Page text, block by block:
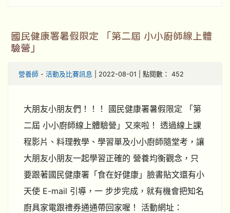
國民健康署暑假限定 「第二屆 小小廚師線上體
驗營」
營養師 - 活動及比賽訊息 | 2022-08-01 | 點閱數： 452
大朋友小朋友們！！！ 國民健康署暑假限定 「第
二屆 小小廚師線上體驗營」又來啦！ 透過線上課
程影片、料理教學、學習單及小小廚師隨堂考，讓
大朋友小朋友一起學習正確的 營養均衡觀念，只
要跟著國民健康署「食在好健康」臉書貼文還有小
天使 E-mail 引導，一 步步完成，就有機會把知名
廚具家電跟禮券通通帶回家喔！ 活動網址：